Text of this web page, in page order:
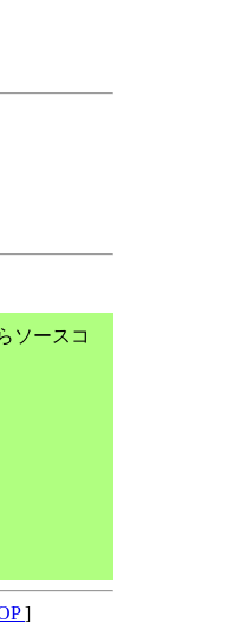
ソースコ
]